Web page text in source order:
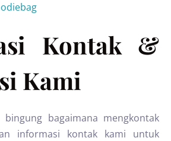
Kontak &
Kami
bagaimana mengkontak
informasi kontak kami untuk